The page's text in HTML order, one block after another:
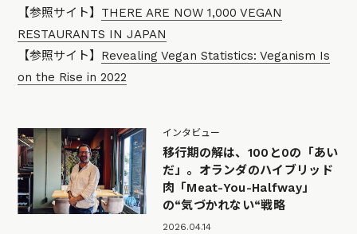
【参照サイト】 THERE ARE NOW 1,000 VEGAN
RESTAURANTS IN JAPAN
【参照サイト】 Revealing Vegan Statistics: Veganism Is
on the Rise in 2022
インタビュー
移行期の解は、100と0の「あい
だ」。オランダのハイブリッド
肉「Meat-You-Halfway」
の“気づかれない“戦略
2026.04.14